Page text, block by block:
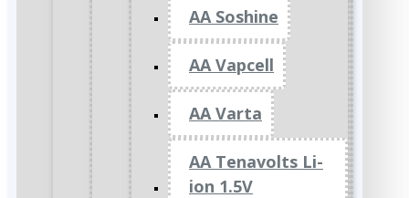
AA Soshine
AA Vapcell
AA Varta
AA Tenavolts Li-
ion 1.5V